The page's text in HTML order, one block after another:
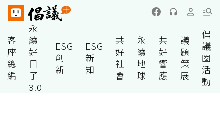
客
座
總
編
永
續
好
日
子
3.0
ESG
創
新
ESG
新
知
共
好
社
會
永
續
地
球
共
好
響
應
議
題
策
展
倡
議
圈
活
動